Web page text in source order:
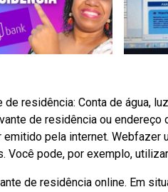
residência: Conta de água,
de residência ou endereço
pela internet. Webfazer
pode, por exemplo,
de residência online. Em